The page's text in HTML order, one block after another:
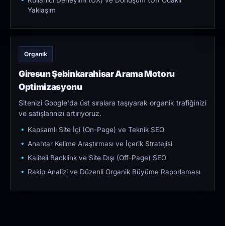
Yaklaşım
Organik
Giresun Şebinkarahisar Arama Motoru
Optimizasyonu
Sitenizi Google'da üst sıralara taşıyarak organik trafiğinizi
ve satışlarınızı artırıyoruz.
Kapsamlı Site İçi (On-Page) ve Teknik SEO
Anahtar Kelime Araştırması ve İçerik Stratejisi
Kaliteli Backlink ve Site Dışı (Off-Page) SEO
Rakip Analizi ve Düzenli Organik Büyüme Raporlaması